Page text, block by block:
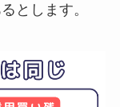
とします。